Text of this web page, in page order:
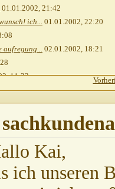
01.01.2002, 21:42
ich... 01.01.2002, 22:20
aufregung... 02.01.2002, 18:21
11:33
11:52
06.01.2002,15:36
17:10
17:49
20:32
22:44
Kai,
ich unseren